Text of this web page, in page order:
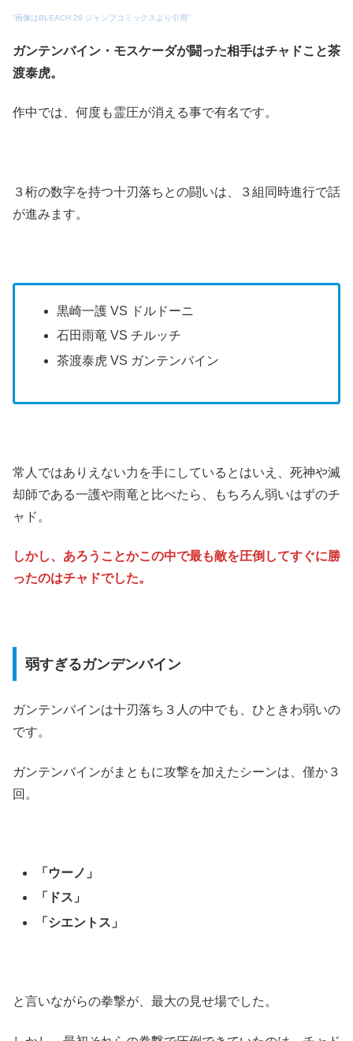
“画像はBLEACH 29 ジャンプコミックスより引用”
ガンテンバイン・モスケーダが闘った相手はチャドこと茶
渡泰虎。
作中では、何度も霊圧が消える事で有名です。
３桁の数字を持つ十刃落ちとの闘いは、３組同時進行で話
が進みます。
黒崎一護 VS ドルドーニ
石田雨竜 VS チルッチ
茶渡泰虎 VS ガンテンバイン
常人ではありえない力を手にしているとはいえ、死神や滅
却師である一護や雨竜と比べたら、もちろん弱いはずのチ
ャド。
しかし、あろうことかこの中で最も敵を圧倒してすぐに勝
ったのはチャドでした。
弱すぎるガンデンバイン
ガンテンバインは十刃落ち３人の中でも、ひときわ弱いの
です。
ガンテンバインがまともに攻撃を加えたシーンは、僅か３
回。
「ウーノ」
「ドス」
「シエントス」
と言いながらの拳撃が、最大の見せ場でした。